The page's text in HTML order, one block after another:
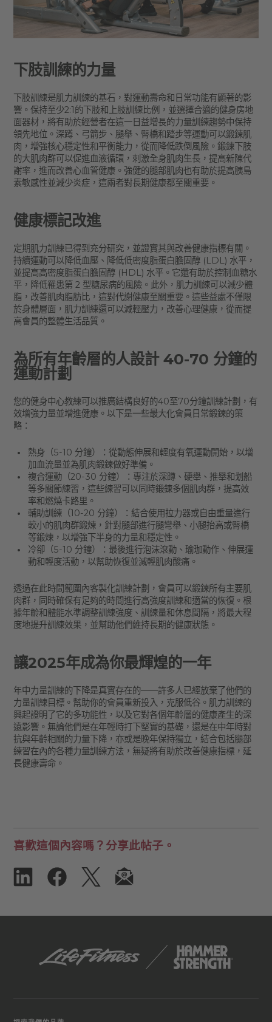
下肢訓練的力量
下肢訓練是肌力訓練的基石，對運動壽命和日常功能有顯著的影
響。保持至少2:1的下肢和上肢訓練比例，並選擇合適的健身房地
面器材，將有助於經營者在這一日益增長的力量訓練趨勢中保持
領先地位。深蹲、弓箭步、腿舉、臀橋和踏步等運動可以鍛鍊肌
肉，增強核心穩定性和平衡能力，從而降低跌倒風險。鍛鍊下肢
的大肌肉群可以促進血液循環，刺激全身肌肉生長，提高新陳代
謝率，進而改善心血管健康。強健的腿部肌肉也有助於提高胰島
素敏感性並減少炎症，這兩者對長期健康都至關重要。
健康標記改進
定期肌力訓練已得到充分研究，並證實其與改善健康指標有關。
持續運動可以降低血壓、降低低密度脂蛋白膽固醇 (LDL) 水平，
並提高高密度脂蛋白膽固醇 (HDL) 水平。它還有助於控制血糖水
平，降低罹患第 2 型糖尿病的風險。此外，肌力訓練可以減少體
脂，改善肌肉脂肪比，這對代謝健康至關重要。這些益處不僅限
於身體層面，肌力訓練還可以減輕壓力，改善心理健康，從而提
高會員的整體生活品質。
為所有年齡層的人設計 40-70 分鐘的
運動計劃
您的健身中心教練可以推廣結構良好的40至70分鐘訓練計劃，有
效增強力量並增進健康。以下是一些最大化會員日常鍛鍊的策
略：
熱身（5-10 分鐘）：從動態伸展和輕度有氧運動開始，以增
加血流量並為肌肉鍛鍊做好準備。
複合運動（20-30 分鐘）：專注於深蹲、硬舉、推舉和划船
等多關節練習，這些練習可以同時鍛鍊多個肌肉群，提高效
率和燃燒卡路里。
輔助訓練（10-20 分鐘）：結合使用拉力器或自由重量進行
較小的肌肉群鍛煉，針對腿部進行腿彎舉、小腿抬高或臀橋
等鍛煉，以增強下半身的力量和穩定性。
冷卻（5-10 分鐘）：最後進行泡沫滾動、瑜珈動作、伸展運
動和輕度活動，以幫助恢復並減輕肌肉酸痛。
透過在此時間範圍內客製化訓練計劃，會員可以鍛鍊所有主要肌
肉群，同時確保有足夠的時間進行高強度訓練和適當的恢復。根
據年齡和體能水準調整訓練強度、訓練量和休息間隔，將最大程
度地提升訓練效果，並幫助他們維持長期的健康狀態。
讓2025年成為你最輝煌的一年
年中力量訓練的下降是真實存在的——許多人已經放棄了他們的
力量訓練目標。幫助你的會員重新投入，克服低谷。肌力訓練的
興起證明了它的多功能性，以及它對各個年齡層的健康產生的深
遠影響。無論他們是在年輕時打下堅實的基礎，還是在中年時對
抗與年齡相關的力量下降，亦或是晚年保持獨立，結合包括腿部
練習在內的各種力量訓練方法，無疑將有助於改善健康指標，延
長健康壽命。
喜歡這個內容嗎？分享此帖子。